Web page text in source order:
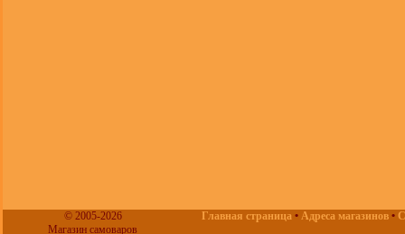
© 2005-2026
Магазин самоваров
Главная страница• Адреса магазинов•